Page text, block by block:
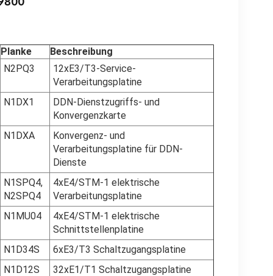
Planke
Beschreibung
N2PQ3
12xE3/T3-Service-
Verarbeitungsplatine
N1DX1
DDN-Dienstzugriffs- und
Konvergenzkarte
N1DXA
Konvergenz- und
Verarbeitungsplatine für DDN-
Dienste
N1SPQ4,
N2SPQ4
4xE4/STM-1 elektrische
Verarbeitungsplatine
N1MU04
4xE4/STM-1 elektrische
Schnittstellenplatine
N1D34S
6xE3/T3 Schaltzugangsplatine
N1D12S
32xE1/T1 Schaltzugangsplatine